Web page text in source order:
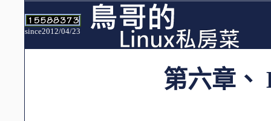
since2012/04/23
第六章、